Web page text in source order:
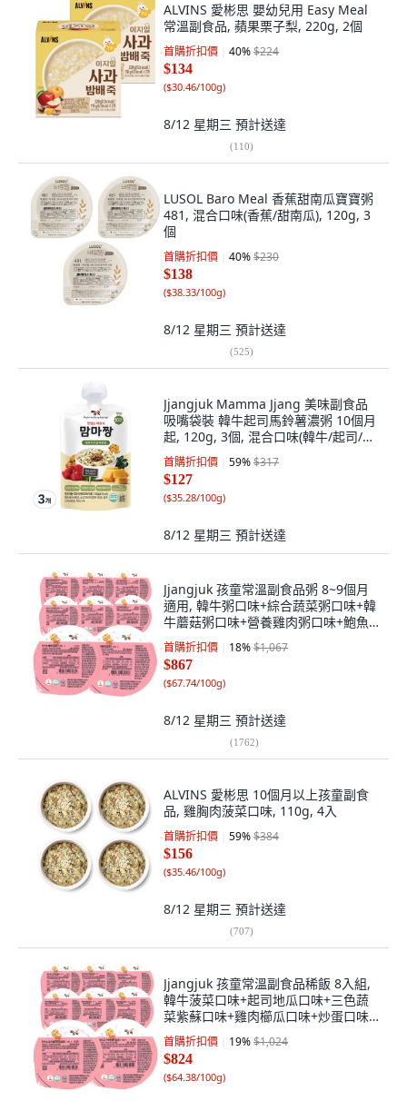
ALVINS 愛彬思 嬰幼兒用 Easy Meal
常溫副食品, 蘋果栗子梨, 220g, 2個
首購折扣價 40%$224
$134
($30.46/100g)
8/12 星期三 預計送達
(110)
LUSOL Baro Meal 香蕉甜南瓜寶寶粥
481, 混合口味(香蕉/甜南瓜), 120g, 3
個
首購折扣價 40%$230
$138
($38.33/100g)
8/12 星期三 預計送達
(525)
Jjangjuk Mamma Jjang 美味副食品
吸嘴袋裝 韓牛起司馬鈴薯濃粥 10個月
起, 120g, 3個, 混合口味(韓牛/起司/馬
鈴薯)
首購折扣價 59%$317
$127
($35.28/100g)
8/12 星期三 預計送達
Jjangjuk 孩童常溫副食品粥 8~9個月
適用, 韓牛粥口味+綜合蔬菜粥口味+韓
牛蘑菇粥口味+營養雞肉粥口味+鮑魚
粥口味+白肉魚櫛瓜粥口味+南瓜紅棗
粥口味+雞肉粥口味, 1280g, 1組
首購折扣價 18%$1,067
$867
($67.74/100g)
8/12 星期三 預計送達
(1762)
ALVINS 愛彬思 10個月以上孩童副食
品, 雞胸肉菠菜口味, 110g, 4入
首購折扣價 59%$384
$156
($35.46/100g)
8/12 星期三 預計送達
(707)
Jjangjuk 孩童常溫副食品稀飯 8入組,
韓牛菠菜口味+起司地瓜口味+三色蔬
菜紫蘇口味+雞肉櫛瓜口味+炒蛋口味
+韓牛烤肉口味+鮭魚腰果口味+番茄雞
肉燉飯口味, 1280g, 1組
首購折扣價 19%$1,024
$824
($64.38/100g)